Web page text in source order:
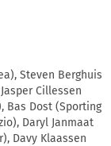
Steven Berghuis
Cillessen
Bas Dost (Sporting
Daryl Janmaat
Davy Klaassen